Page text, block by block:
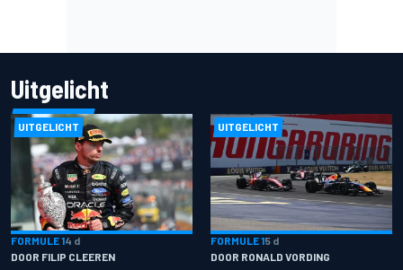
Uitgelicht
UITGELICHT
FORMULE 14 d
DOOR FILIP CLEEREN
UITGELICHT
FORMULE 15 d
DOOR RONALD VORDING